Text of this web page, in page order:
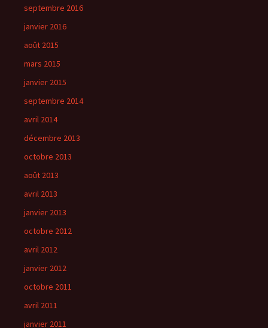
septembre 2016
janvier 2016
août 2015
mars 2015
janvier 2015
septembre 2014
avril 2014
décembre 2013
octobre 2013
août 2013
avril 2013
janvier 2013
octobre 2012
avril 2012
janvier 2012
octobre 2011
avril 2011
janvier 2011